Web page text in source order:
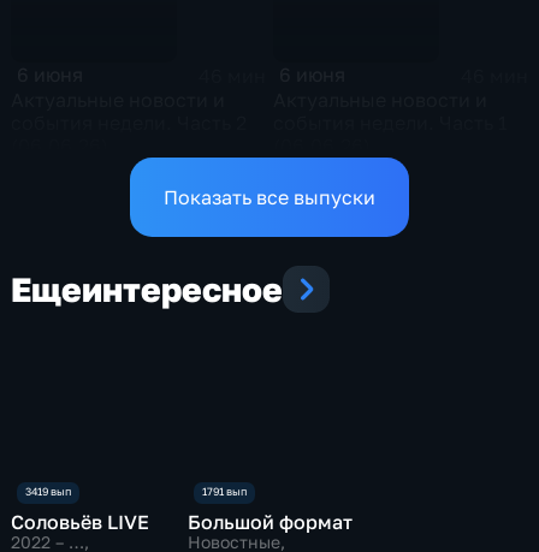
Показать все выпуски
Ещеинтересное
Соловьёв LIVE
2022 – …,
Большой формат
Новостные,